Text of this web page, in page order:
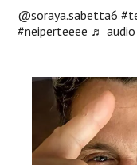
@soraya.sabetta6
#neiperteeee ♬ audio